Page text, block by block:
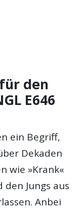
den
E646
ein Begriff,
Dekaden
wie »Krank«
Jungs aus
Anbei